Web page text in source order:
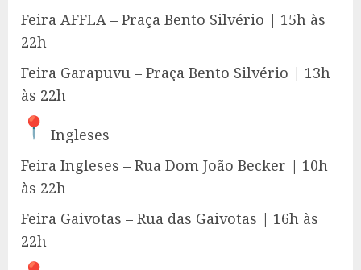
Feira AFFLA – Praça Bento Silvério | 15h às
22h
Feira Garapuvu – Praça Bento Silvério | 13h
às 22h
Ingleses
Feira Ingleses – Rua Dom João Becker | 10h
às 22h
Feira Gaivotas – Rua das Gaivotas | 16h às
22h